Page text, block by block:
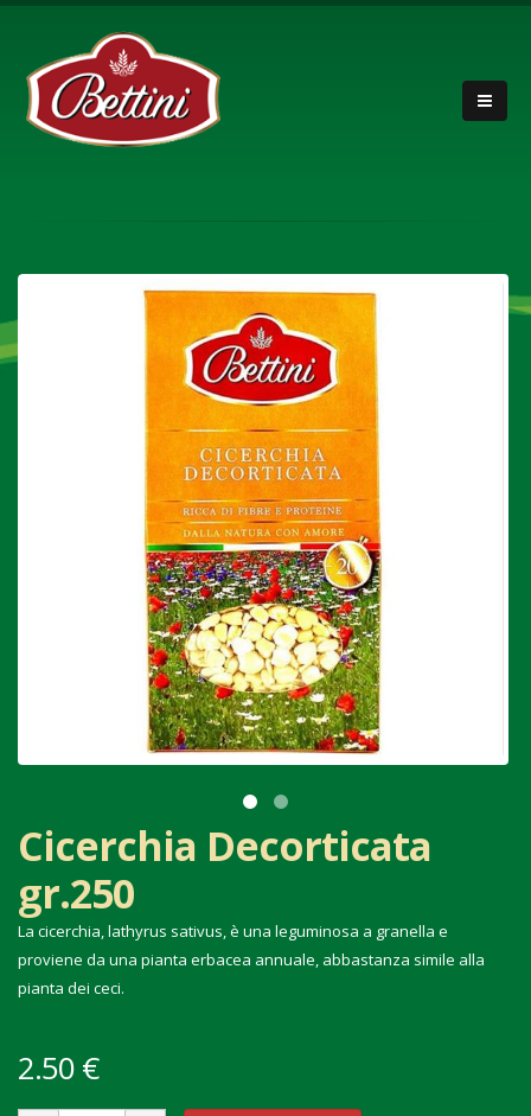
Cicerchia Decorticata
gr.250
La cicerchia, lathyrus sativus, è una leguminosa a granella e
proviene da una pianta erbacea annuale, abbastanza simile alla
pianta dei ceci.
2.50 €